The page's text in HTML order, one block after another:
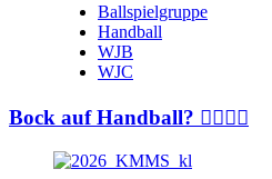
Ballspielgruppe
Handball
WJB
WJC
Bock auf Handball? 🤾‍♂️🤾‍♀️